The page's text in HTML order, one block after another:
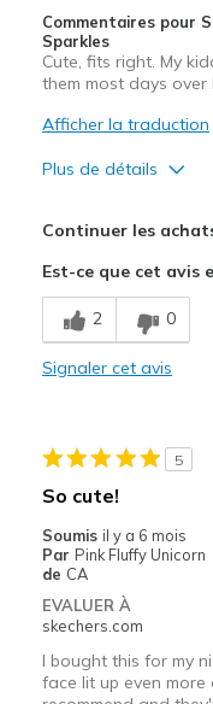
Commentaires pour
Sparkles
Cute, fits right. My
them most days over
Afficher la traduction
Plus de détails
Fun
Les meilleures
Casual Wear
Sizing
View On Shoes
Continuer les
Est-ce que cet avis
2 0
Signaler cet avis
5
So cute!
Soumis il y a 6 mois
Par Pink Fluffy Unicorn
de CA
EVALUER À
skechers.com
I bought this for my
face lit up even more